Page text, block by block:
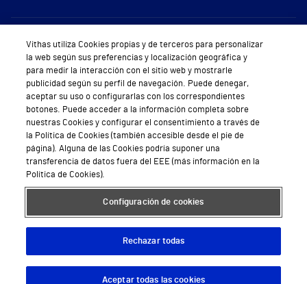
Sobre Vithas
Quiénes somos
Trabajar en Vithas
Teléfono Cita Médica
Teléfono Atención al Cliente
Política de seguridad y salud en el trabajo
Conoce a Supervita
Aviso Legal Política de cookies Política de privacidad Mapa web Protección de datos
Vithas utiliza Cookies propias y de terceros para personalizar
la web según sus preferencias y localización geográfica y
para medir la interacción con el sitio web y mostrarle
publicidad según su perfil de navegación. Puede denegar,
aceptar su uso o configurarlas con los correspondientes
botones. Puede acceder a la información completa sobre
nuestras Cookies y configurar el consentimiento a través de
la Política de Cookies (también accesible desde el pie de
página). Alguna de las Cookies podría suponer una
transferencia de datos fuera del EEE (más información en la
Política de Cookies).
Configuración de cookies
Rechazar todas
Aceptar todas las cookies